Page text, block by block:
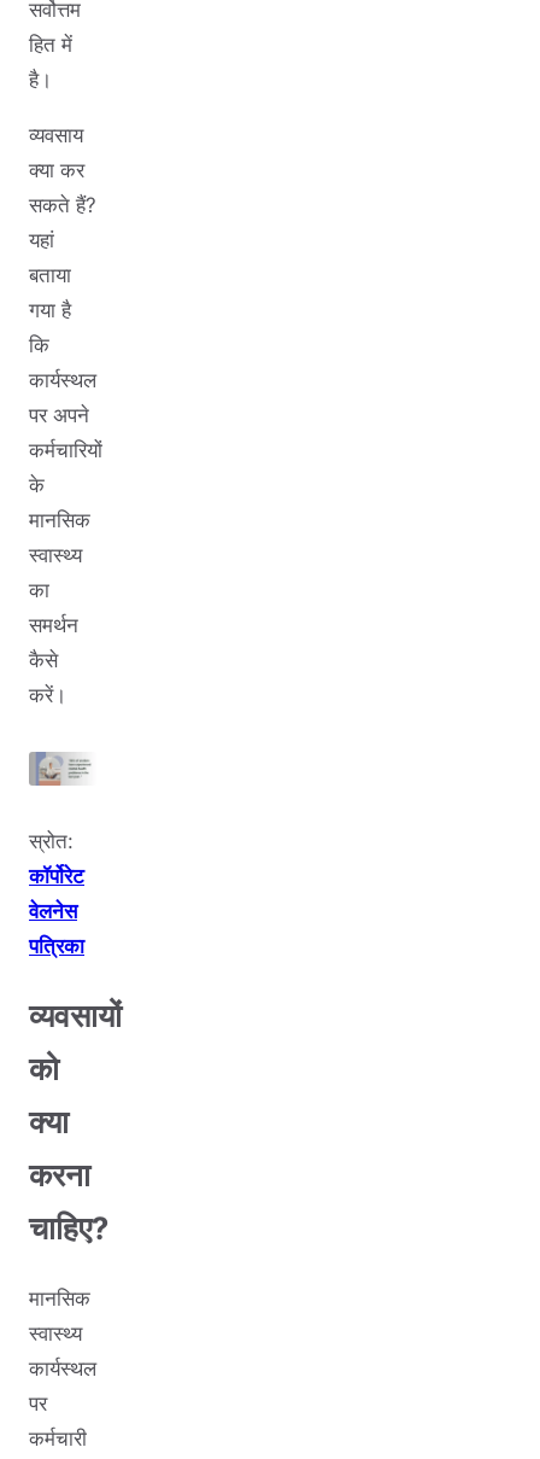
सर्वोत्तम
हित में
है।
व्यवसाय
क्या कर
सकते हैं?
यहां
बताया
गया है
कि
कार्यस्थल
पर अपने
कर्मचारियों
के
मानसिक
स्वास्थ्य
का
समर्थन
कैसे
करें।
स्रोत:
कॉर्पोरेट
वेलनेस
पत्रिका
व्यवसायों
को
क्या
करना
चाहिए?
मानसिक
स्वास्थ्य
कार्यस्थल
पर
कर्मचारी